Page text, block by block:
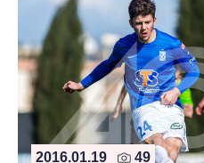
2016.01.19 49